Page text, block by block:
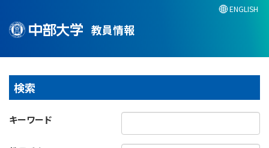
教員情報
ENGLISH
検索
キーワード